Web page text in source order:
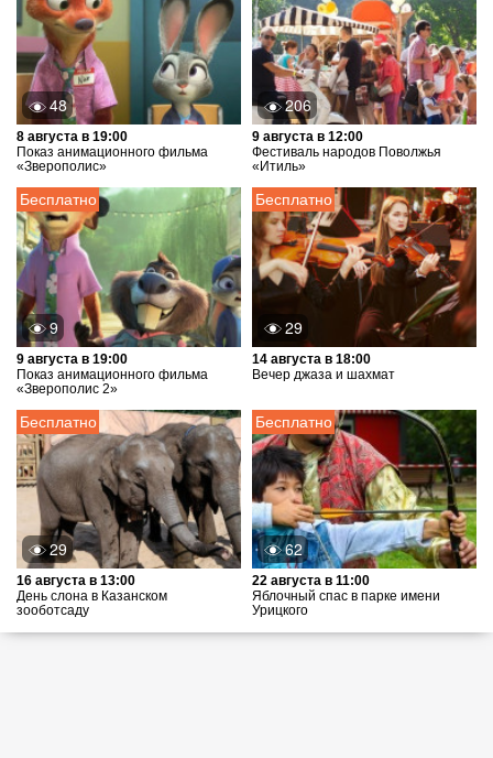
48
8 августа в 19:00
Показ анимационного фильма
«Зверополис»
206
9 августа в 12:00
Фестиваль народов Поволжья
«Итиль»
Бесплатно
9
9 августа в 19:00
Показ анимационного фильма
«Зверополис 2»
Бесплатно
29
14 августа в 18:00
Вечер джаза и шахмат
Бесплатно
29
16 августа в 13:00
День слона в Казанском
зооботсаду
Бесплатно
62
22 августа в 11:00
Яблочный спас в парке имени
Урицкого